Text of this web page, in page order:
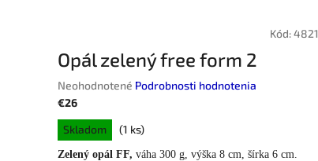
Kód:4821
Opál zelený free form 2
Priemerné
hodnotenie
je
0,0
Neohodnotené Podrobnosti hodnotenia
€26
Jednotková
cena:
Skladom (1 ks)
Zelený opál FF, váha 300 g, výška 8 cm, šírka 6 cm.